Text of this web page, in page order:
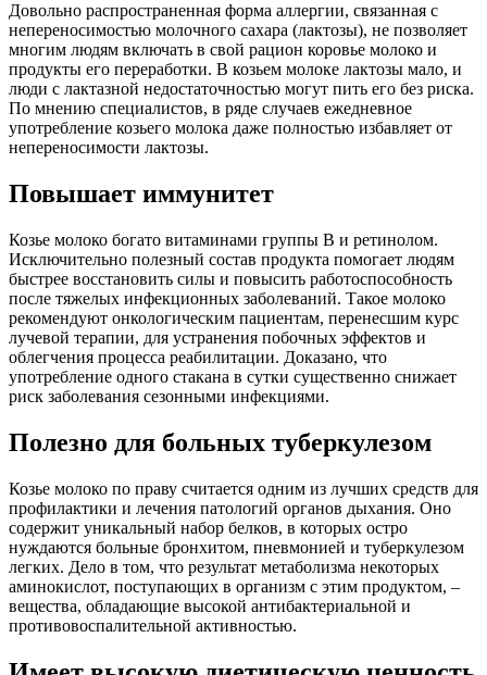
Довольно распространенная форма аллергии, связанная с
непереносимостью молочного сахара (лактозы), не позволяет
многим людям включать в свой рацион коровье молоко и
продукты его переработки. В козьем молоке лактозы мало, и
люди с лактазной недостаточностью могут пить его без риска.
По мнению специалистов, в ряде случаев ежедневное
употребление козьего молока даже полностью избавляет от
непереносимости лактозы.
Повышает иммунитет
Козье молоко богато витаминами группы B и ретинолом.
Исключительно полезный состав продукта помогает людям
быстрее восстановить силы и повысить работоспособность
после тяжелых инфекционных заболеваний. Такое молоко
рекомендуют онкологическим пациентам, перенесшим курс
лучевой терапии, для устранения побочных эффектов и
облегчения процесса реабилитации. Доказано, что
употребление одного стакана в сутки существенно снижает
риск заболевания сезонными инфекциями.
Полезно для больных туберкулезом
Козье молоко по праву считается одним из лучших средств для
профилактики и лечения патологий органов дыхания. Оно
содержит уникальный набор белков, в которых остро
нуждаются больные бронхитом, пневмонией и туберкулезом
легких. Дело в том, что результат метаболизма некоторых
аминокислот, поступающих в организм с этим продуктом, –
вещества, обладающие высокой антибактериальной и
противовоспалительной активностью.